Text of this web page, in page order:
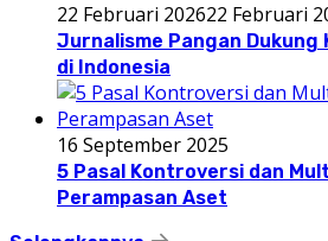
22 Februari 202622 Februari
Jurnalisme Pangan Dukung
di Indonesia
16 September 2025
5 Pasal Kontroversi dan
Perampasan Aset